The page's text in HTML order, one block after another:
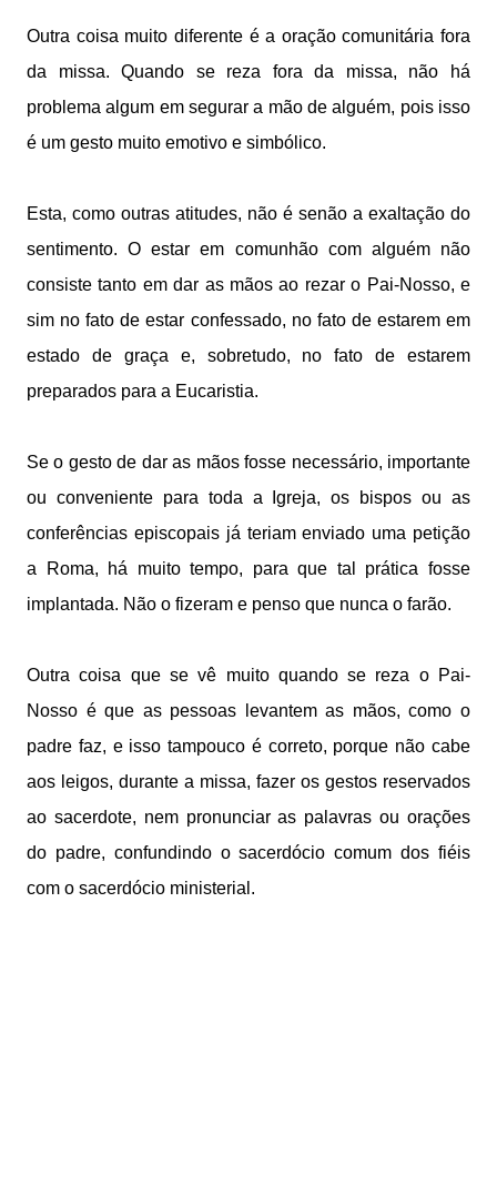
Outra coisa muito diferente é a oração comunitária fora
da missa. Quando se reza fora da missa, não há
problema algum em segurar a mão de alguém, pois isso
é um gesto muito emotivo e simbólico.
Esta, como outras atitudes, não é senão a exaltação do
sentimento. O estar em comunhão com alguém não
consiste tanto em dar as mãos ao rezar o Pai-Nosso, e
sim no fato de estar confessado, no fato de estarem em
estado de graça e, sobretudo, no fato de estarem
preparados para a Eucaristia.
Se o gesto de dar as mãos fosse necessário, importante
ou conveniente para toda a Igreja, os bispos ou as
conferências episcopais já teriam enviado uma petição
a Roma, há muito tempo, para que tal prática fosse
implantada. Não o fizeram e penso que nunca o farão.
Outra coisa que se vê muito quando se reza o Pai-
Nosso é que as pessoas levantem as mãos, como o
padre faz, e isso tampouco é correto, porque não cabe
aos leigos, durante a missa, fazer os gestos reservados
ao sacerdote, nem pronunciar as palavras ou orações
do padre, confundindo o sacerdócio comum dos fiéis
com o sacerdócio ministerial.